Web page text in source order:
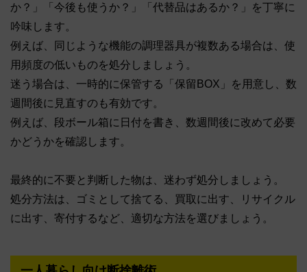
か？」「今後も使うか？」「代替品はあるか？」を丁寧に
吟味します。
例えば、同じような機能の調理器具が複数ある場合は、使
用頻度の低いものを処分しましょう。
迷う場合は、一時的に保管する「保留BOX」を用意し、数
週間後に見直すのも有効です。
例えば、段ボール箱に日付を書き、数週間後に改めて必要
かどうかを確認します。
最終的に不要と判断した物は、迷わず処分しましょう。
処分方法は、ゴミとして捨てる、買取に出す、リサイクル
に出す、寄付するなど、適切な方法を選びましょう。